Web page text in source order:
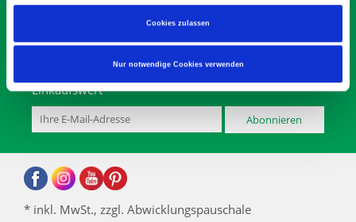
Cookies zulassen
Nur notwendige Cookies verwenden
Sichern Sie sich Ihren 10€
Gutschein-Code
mit Aktionen, Infos, Tipps … Gültig ab 100,00 €
Einkaufswert
Abonnieren
* inkl. MwSt., zzgl. Abwicklungspauschale